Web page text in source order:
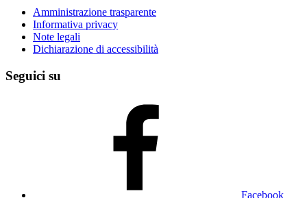
Amministrazione trasparente
Informativa privacy
Note legali
Dichiarazione di accessibilità
Seguici su
Facebook